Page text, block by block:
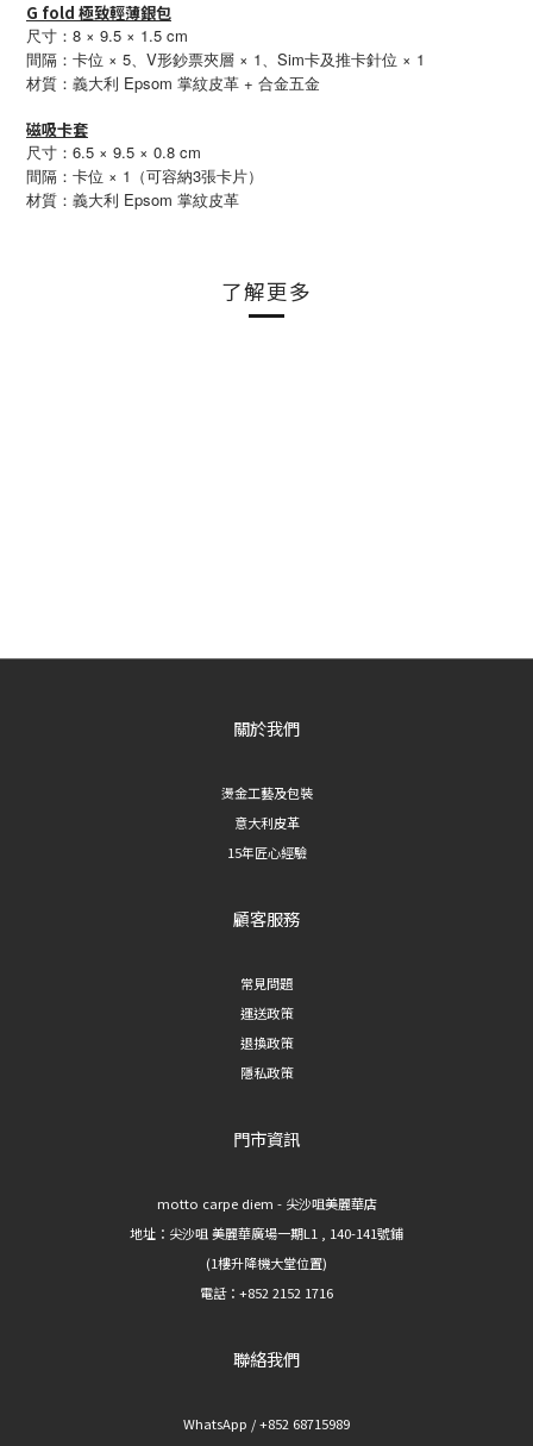
G fold 極致輕薄銀包
尺寸：8 × 9.5 × 1.5 cm
間隔：卡位 × 5、V形鈔票夾層 × 1、Sim卡及推卡針位 × 1
材質：義大利 Epsom 掌紋皮革 + 合金五金
磁吸卡套
尺寸：6.5 × 9.5 × 0.8 cm
間隔：卡位 × 1（可容納3張卡片）
材質：義大利 Epsom 掌紋皮革
了解更多
關於我們
燙金工藝及包裝
意大利皮革
15年匠心經驗
顧客服務
常見問題
運送政策
退換政策
隱私政策
門市資訊
motto carpe diem - 尖沙咀美麗華店
地址： 尖沙咀 美麗華廣場一期L1 , 140-141號鋪
(1樓升降機大堂位置)
電話：+852 2152 1716
聯絡我們
WhatsApp / +852 68715989